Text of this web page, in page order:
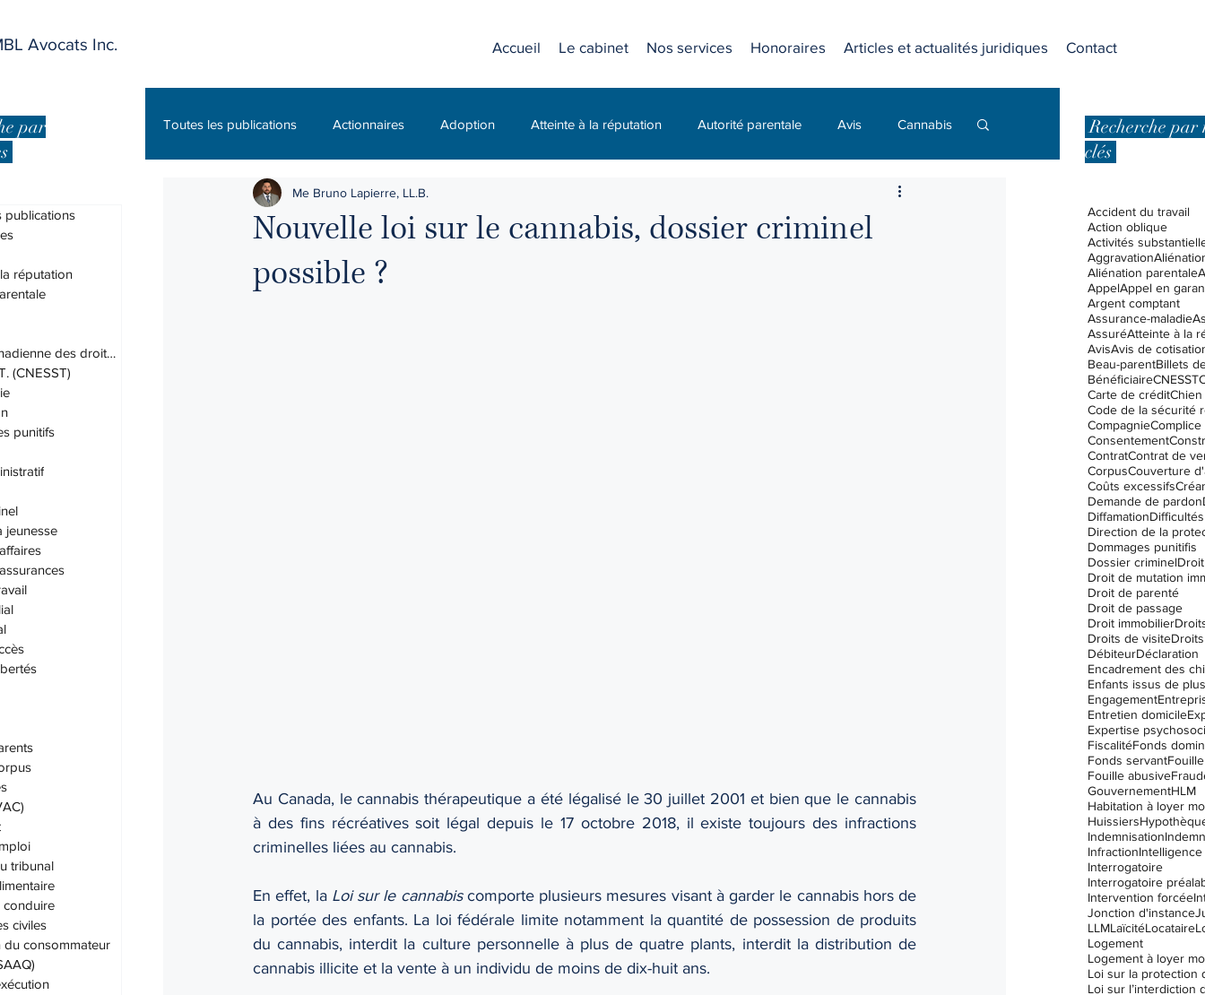
Accueil Le cabinet Nos services Honoraires Articles et actualités juridiques Contact
Avocats Inc.
par
publications
réputation
Charte canadienne des droits et lib
(CNESST)
punitifs
jeunesse
tribunal
conduire
civiles
du consommateur
Toutes les publications Actionnaires Adoption Atteinte à la réputation Autorité parentale Avis Cannabis
Charte canadienne des droits et lib Dommages punitifs
Droit administratif
Nouvelle loi sur le cannabis, dossier criminel
possible ?
Me Bruno Lapierre, LL.B.
Au Canada, le cannabis thérapeutique a été légalisé le 30 juillet 2001 et bien que le cannabis
à des fins récréatives soit légal depuis le 17 octobre 2018, il existe toujours des infractions
criminelles liées au cannabis.
En effet, la Loi sur le cannabis comporte plusieurs mesures visant à garder le cannabis hors de
la portée des enfants. La loi fédérale limite notamment la quantité de possession de produits
du cannabis, interdit la culture personnelle à plus de quatre plants, interdit la distribution de
cannabis illicite et la vente à un individu de moins de dix-huit ans.
Recherche par
clés
Accident du travail
Action oblique
Activités
Aggravation
Aliénation parentale
AppelAppel en
Argent comptant
Assurance-maladie
AssuréAtteinte à la
AvisAvis de
Beau-parentBillets
BénéficiaireCNESST
Carte de créditChien
Code de la sécurité
CompagnieComplice
Consentement
ContratContrat de
CorpusCouverture
Coûts excessifs
Demande de pardon
Diffamation
Dommages punitifis
Dossier criminel
Droit de mutation
Droit de parenté
Droit de passage
Droit immobilier
Droits de visite
DébiteurDéclaration
Encadrement des
Engagement
Entretien domicile
Expertise
FiscalitéFonds
Fonds servantFouille
Fouille abusive
GouvernementHLM
Habitation à loyer
Huissiers
Indemnisation
Infraction
Interrogatoire
Interrogatoire
Intervention forcée
Jonction d'instance
LLMLaïcitéLocataire
Logement
Logement à loyer